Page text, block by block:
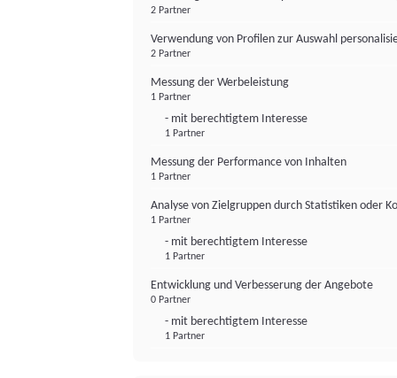
2 Partner
Verwendung von Profilen zur Auswahl
2 Partner
Messung der Werbeleistung
1 Partner
- mit berechtigtem Interesse
1 Partner
Messung der Performance von Inhalten
1 Partner
Analyse von Zielgruppen durch Statistiken oder
1 Partner
- mit berechtigtem Interesse
1 Partner
Entwicklung und Verbesserung der Angebote
0 Partner
- mit berechtigtem Interesse
1 Partner